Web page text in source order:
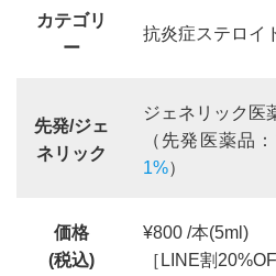
カテゴリ
ー
抗炎症ステロイ
先発/ジェ
ネリック
ジェネリック医
（先発医薬品：
1%）
価格
(税込)
¥800 /本(5ml)
［LINE割